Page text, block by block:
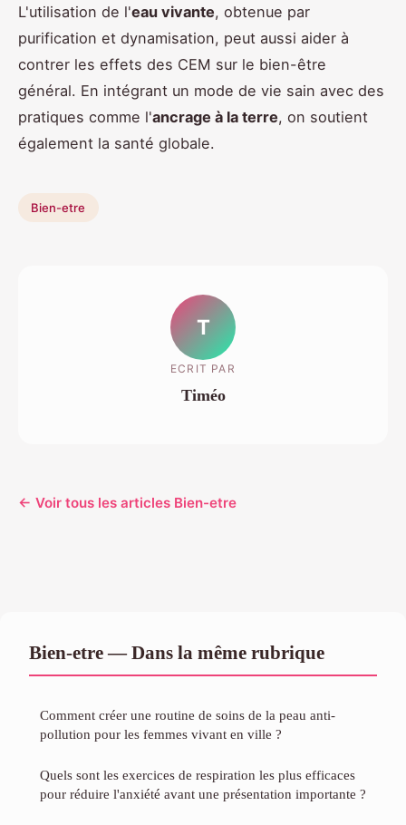
L'utilisation de l'eau vivante, obtenue par
purification et dynamisation, peut aussi aider à
contrer les effets des CEM sur le bien-être
général. En intégrant un mode de vie sain avec des
pratiques comme l'ancrage à la terre, on soutient
également la santé globale.
Bien-etre
T
ECRIT PAR
Timéo
← Voir tous les articles Bien-etre
Bien-etre — Dans la même rubrique
Comment créer une routine de soins de la peau anti-
pollution pour les femmes vivant en ville ?
Quels sont les exercices de respiration les plus efficaces
pour réduire l'anxiété avant une présentation importante ?